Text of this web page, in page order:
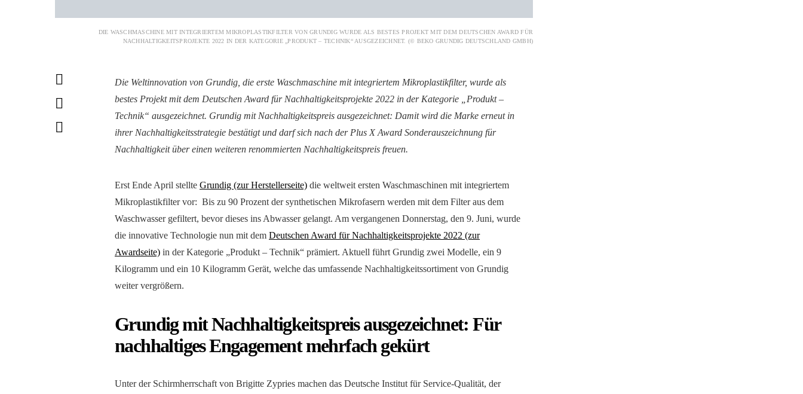
DIE WASCHMASCHINE MIT INTEGRIERTEM MIKROPLASTIKFILTER VON GRUNDIG WURDE ALS BESTES PROJEKT MIT DEM DEUTSCHEN AWARD FÜR
NACHHALTIGKEITSPROJEKTE 2022 IN DER KATEGORIE „PRODUKT – TECHNIK“ AUSGEZEICHNET. (© BEKO GRUNDIG DEUTSCHLAND GMBH)
Die Weltinnovation von Grundig, die erste Waschmaschine mit integriertem Mikroplastikfilter, wurde als
bestes Projekt mit dem Deutschen Award für Nachhaltigkeitsprojekte 2022 in der Kategorie „Produkt –
Technik“ ausgezeichnet. Grundig mit Nachhaltigkeitspreis ausgezeichnet: Damit wird die Marke erneut in
ihrer Nachhaltigkeitsstrategie bestätigt und darf sich nach der Plus X Award Sonderauszeichnung für
Nachhaltigkeit über einen weiteren renommierten Nachhaltigkeitspreis freuen.
Erst Ende April stellte Grundig (zur Herstellerseite) die weltweit ersten Waschmaschinen mit integriertem
Mikroplastikfilter vor: Bis zu 90 Prozent der synthetischen Mikrofasern werden mit dem Filter aus dem
Waschwasser gefiltert, bevor dieses ins Abwasser gelangt. Am vergangenen Donnerstag, den 9. Juni, wurde
die innovative Technologie nun mit dem Deutschen Award für Nachhaltigkeitsprojekte 2022 (zur
Awardseite) in der Kategorie „Produkt – Technik“ prämiert. Aktuell führt Grundig zwei Modelle, ein 9
Kilogramm und ein 10 Kilogramm Gerät, welche das umfassende Nachhaltigkeitssortiment von Grundig
weiter vergrößern.
Grundig mit Nachhaltigkeitspreis ausgezeichnet: Für
nachhaltiges Engagement mehrfach gekürt
Unter der Schirmherrschaft von Brigitte Zypries machen das Deutsche Institut für Service-Qualität, der